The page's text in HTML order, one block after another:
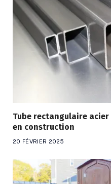
Tube rectangulaire
en construction
20 FÉVRIER 2025